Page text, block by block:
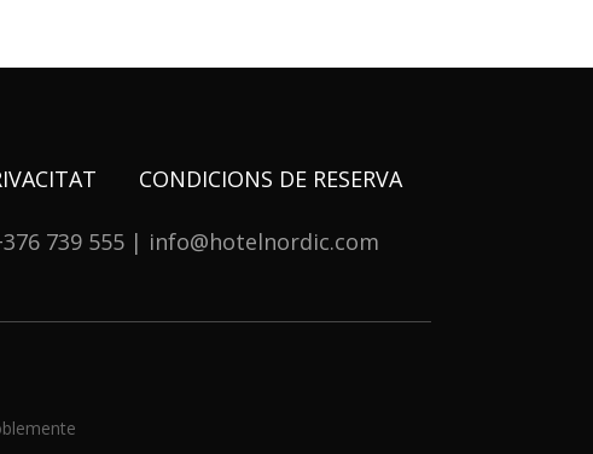
CONDICIONS DE RESERVA
739 555 | info@hotelnordic.com